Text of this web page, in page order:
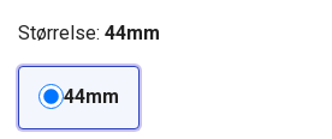
Størrelse: 44mm
44mm